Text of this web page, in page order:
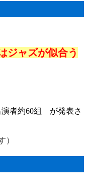
ジャズが似合う
者約60組 が発表さ
）